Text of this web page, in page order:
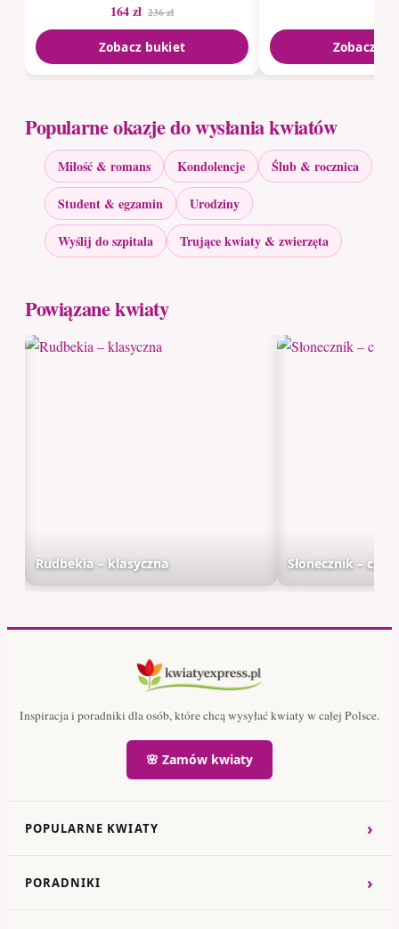
164 zł 236 zł
Zobacz bukiet Zobacz
Popularne okazje do wysłania kwiatów
Miłość & romans Kondolencje
Ślub & rocznica
Student & egzamin
Urodziny
Wyślij do szpitala
Trujące kwiaty & zwierzęta
Powiązane kwiaty
Rudbekia – klasyczna Słonecznik –
Inspiracja i poradniki dla osób, które chcą wysyłać kwiaty w całej Polsce.
🌸 Zamów kwiaty
POPULARNE KWIATY ›
PORADNIKI ›